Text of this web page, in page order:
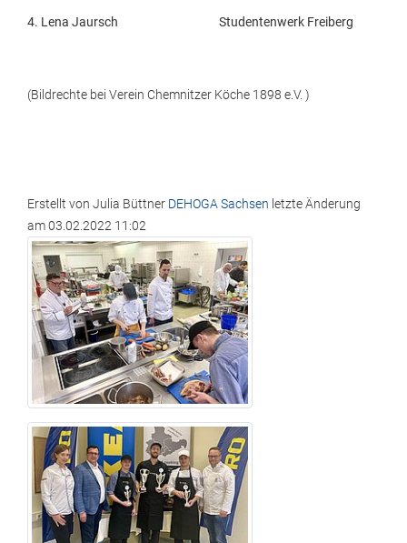
4. Lena Jaursch Studentenwerk Freiberg
(Bildrechte bei Verein Chemnitzer Köche 1898 e.V. )
Erstellt von Julia Büttner DEHOGA Sachsen letzte Änderung
am03.02.2022 11:02